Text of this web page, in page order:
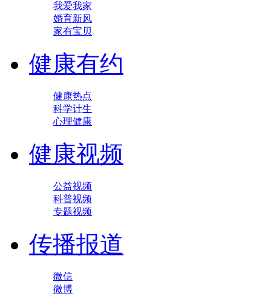
我爱我家
婚育新风
家有宝贝
健康有约
健康热点
科学计生
心理健康
健康视频
公益视频
科普视频
专题视频
传播报道
微信
微博